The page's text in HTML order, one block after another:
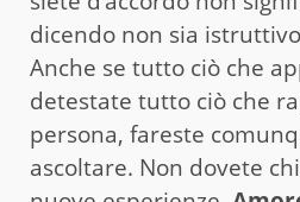
dicendo non sia
Anche se tutto ciò che
detestate tutto ciò che
persona, fareste
ascoltare. Non dovete